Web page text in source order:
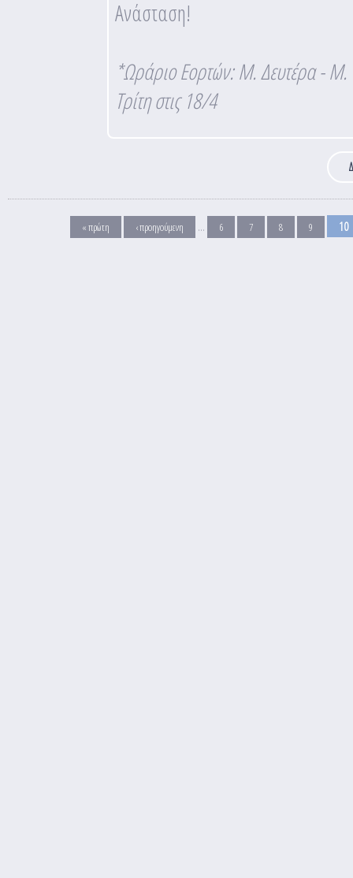
Ανάσταση!
*Ωράριο Εορτών: Μ. Δευτέρα - Μ.
Τρίτη στις 18/4
« πρώτη ‹ προηγούμενη … 6 7 8 9 10